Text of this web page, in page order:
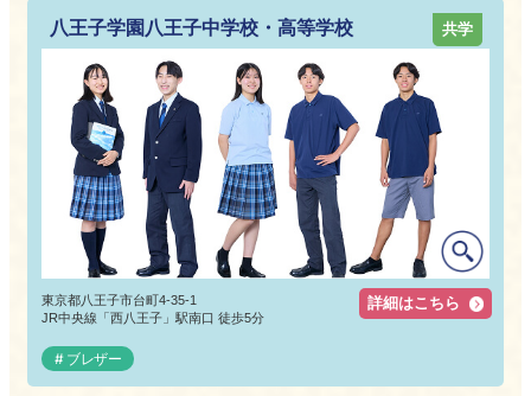
八王子学園八王子中学校・高等学校
東京都八王子市台町4-35-1
JR中央線「西八王子」駅南口 徒歩5分
ブレザー
共学
詳細はこちら